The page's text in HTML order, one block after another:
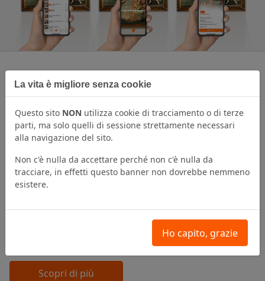
Funzionalità e tecnologia al top per i
visitatori
Grazie alla nostra piattaforma, i musei possono offrire
ultime tecnologie mobile. Realtà aumentata,
riconoscimento fotografico delle opere, audio guide,
disponibile in diverse lingue.
Scopri tutte le funzionalità delle nostre app.
Scopri di più
La vita è migliore senza cookie
Questo sito NON utilizza cookie di tracciamento o di terze
parti, ma solo quelli di sessione strettamente necessari
alla navigazione del sito.
Non c'è nulla da accettare perché non c'è nulla da
tracciare, in effetti questo banner non dovrebbe nemmeno
esistere.
Ho capito, grazie